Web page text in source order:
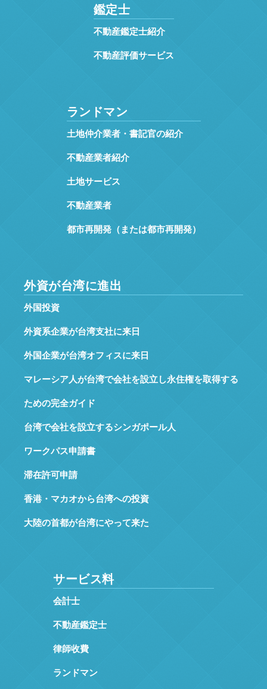
鑑定士
不動産鑑定士紹介
不動産評価サービス
ランドマン
土地仲介業者・書記官の紹介
不動産業者紹介
土地サービス
不動産業者
都市再開発（または都市再開発）
外資が台湾に進出
外国投資
外資系企業が台湾支社に来日
外国企業が台湾オフィスに来日
マレーシア人が台湾で会社を設立し永住権を取得する
ための完全ガイド
台湾で会社を設立するシンガポール人
ワークパス申請書
滞在許可申請
香港・マカオから台湾への投資
大陸の首都が台湾にやって来た
サービス料
会計士
不動産鑑定士
律師收費
ランドマン